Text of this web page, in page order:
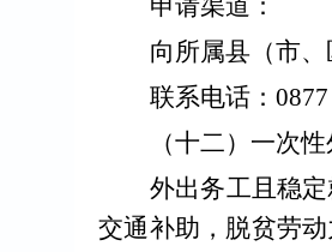
申请渠道：
向所属县（市、
联系电话： 0877
（十二）一次
外出务工且稳
交通补助，脱贫劳